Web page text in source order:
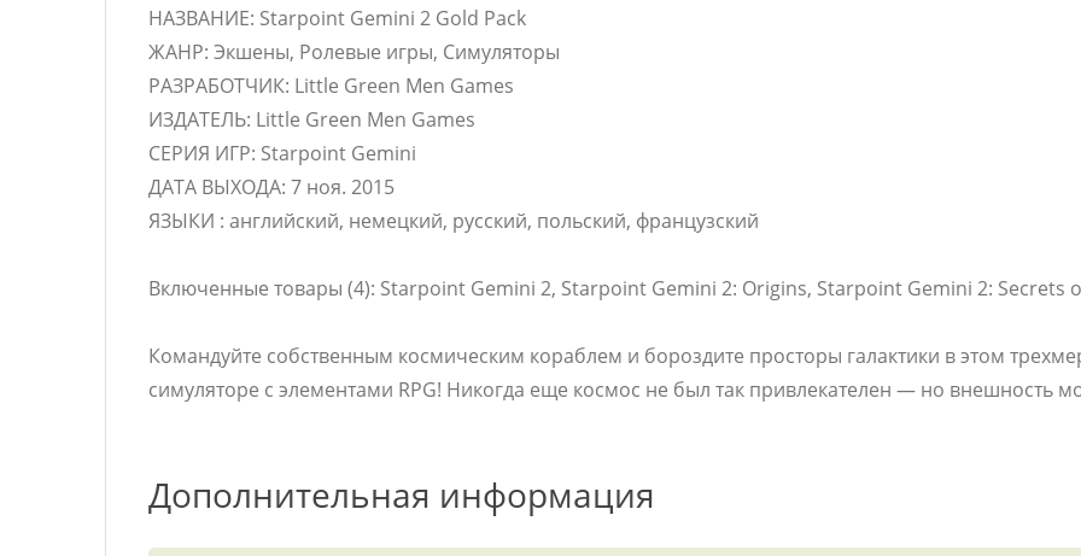
НАЗВАНИЕ: Starpoint Gemini 2 Gold Pack
ЖАНР: Экшены, Ролевые игры, Симуляторы
РАЗРАБОТЧИК: Little Green Men Games
ИЗДАТЕЛЬ: Little Green Men Games
СЕРИЯ ИГР: Starpoint Gemini
ДАТА ВЫХОДА: 7 ноя. 2015
ЯЗЫКИ : английский, немецкий, русский, польский, французский
Включенные товары (4): Starpoint Gemini 2, Starpoint Gemini 2: Origins, Starpoint Gemini 2: Secrets
Командуйте собственным космическим кораблем и бороздите просторы галактики в этом
симуляторе с элементами RPG! Никогда еще космос не был так привлекателен — но внешность
Дополнительная информация